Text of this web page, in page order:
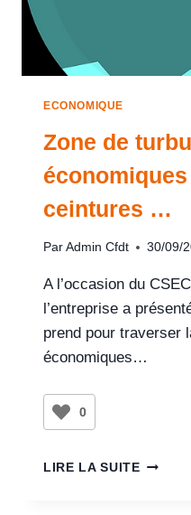
ECONOMIQUE
Zone de
ceintures …
Par Admin Cfdt 30/09/
A l’occasion du
l’entreprise a
prend pour traverser
économiques…
0
LIRE LA SUITE